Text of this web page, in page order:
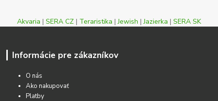
Akvaria | SERA CZ | Teraristika |Jewish |Jazierka | SERA SK
Informácie pre zákazníkov
O nás
Ako nakupovať
Platby